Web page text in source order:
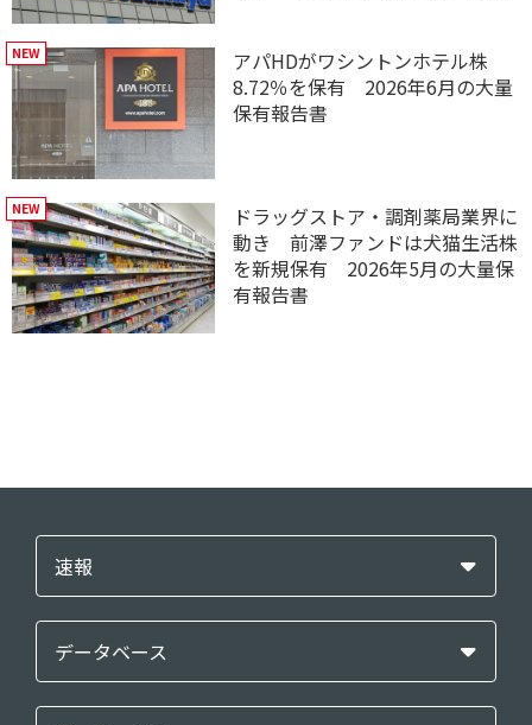
アパHDがワシントンホテル株
8.72％を保有 2026年6月の大量
保有報告書
ドラッグストア・調剤薬局業界に
動き 前澤ファンドは犬猫生活株
を新規保有 2026年5月の大量保
有報告書
速報
データベース